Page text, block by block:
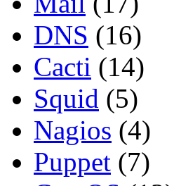
DNS (16)
Cacti (14)
Squid (5)
Nagios (4)
Puppet (7)